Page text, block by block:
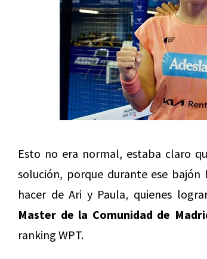
Esto no era normal, estaba claro
solución, porque durante ese
hacer de Ari y Paula, quienes
Master de la Comunidad de
ranking WPT.